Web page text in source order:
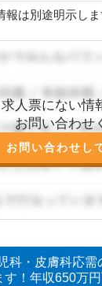
は別途明示しま
求人票にない情
お問い合わせ
お問い合わせし
科・皮膚科応
！年収650万